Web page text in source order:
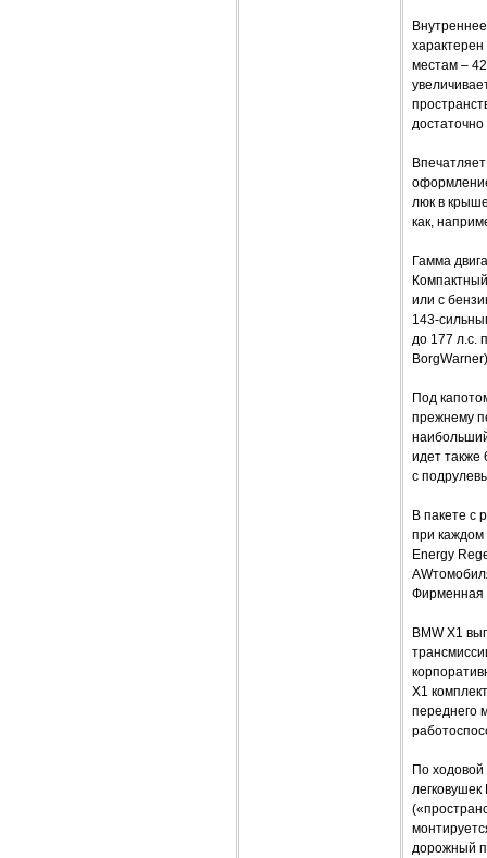
местам –
люк в
как,
Гамма
или с
143-
до 177 л.с.
Под
прежнему
идет также
с
В пакете с
при каждом
Energy
Фирменная
BMW X1
X1
переднего
По ходовой
дорожный